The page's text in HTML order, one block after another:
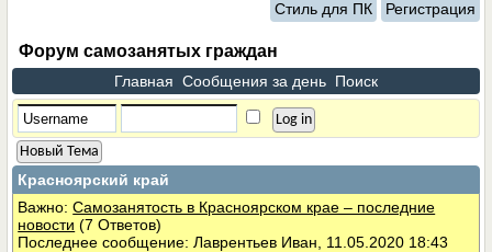
Стиль для ПК Регистрация
Форум самозанятых граждан
Главная Сообщения за день Поиск
Новый Тема
Красноярский край
Важно:Самозанятость в Красноярском крае – последние
новости (7 Ответов)
Последнее сообщение: Лаврентьев Иван, 11.05.2020 18:43